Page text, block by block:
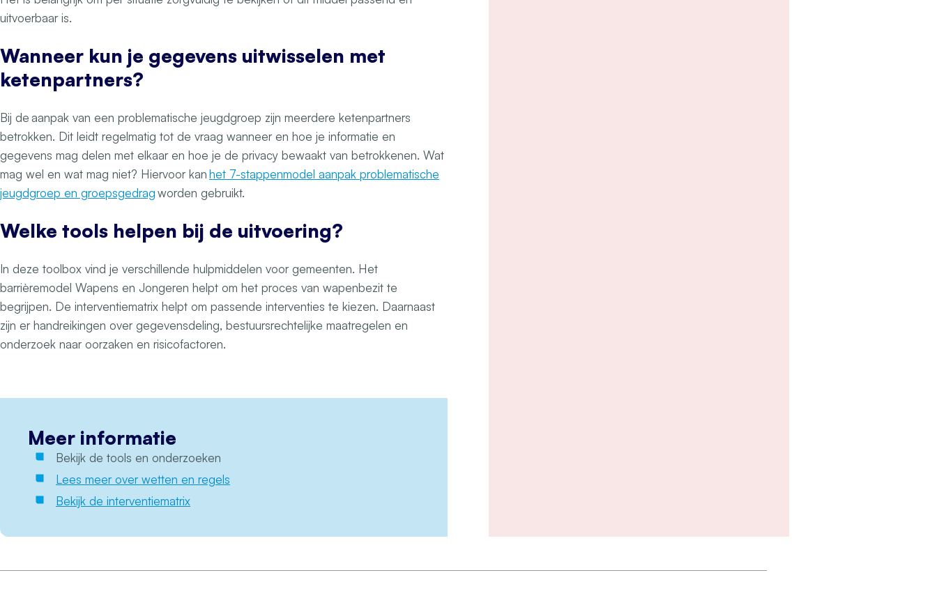
uitvoerbaar is.
Wanneer kun je gegevens uitwisselen met
ketenpartners?
Bij de aanpak van een problematische jeugdgroep zijn meerdere ketenpartners
betrokken. Dit leidt regelmatig tot de vraag wanneer en hoe je informatie en
gegevens mag delen met elkaar en hoe je de privacy bewaakt van betrokkenen. Wat
mag wel en wat mag niet? Hiervoor kanhet 7-stappenmodel aanpak problematische
jeugdgroep en groepsgedragworden gebruikt.
Welke tools helpen bij de uitvoering?
In deze toolbox vind je verschillende hulpmiddelen voor gemeenten. Het
barrièremodel Wapens en Jongeren helpt om het proces van wapenbezit te
begrijpen. De interventiematrix helpt om passende interventies te kiezen. Daarnaast
zijn er handreikingen over gegevensdeling, bestuursrechtelijke maatregelen en
onderzoek naar oorzaken en risicofactoren.
Meer informatie
Bekijk de tools en onderzoeken
Lees meer over wetten en regels
Bekijk de interventiematrix